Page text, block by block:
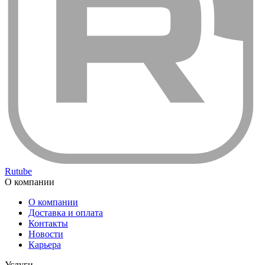
Rutube
О компании
О компании
Доставка и оплата
Контакты
Новости
Карьера